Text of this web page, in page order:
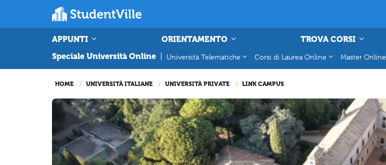
APPUNTI ORIENTAMENTO TROVA CORSI
Speciale Università Online
Università Telematiche Corsi di Laurea Online Master Online
HOME UNIVERSITÀ ITALIANE UNIVERSITÀ PRIVATE LINK CAMPUS